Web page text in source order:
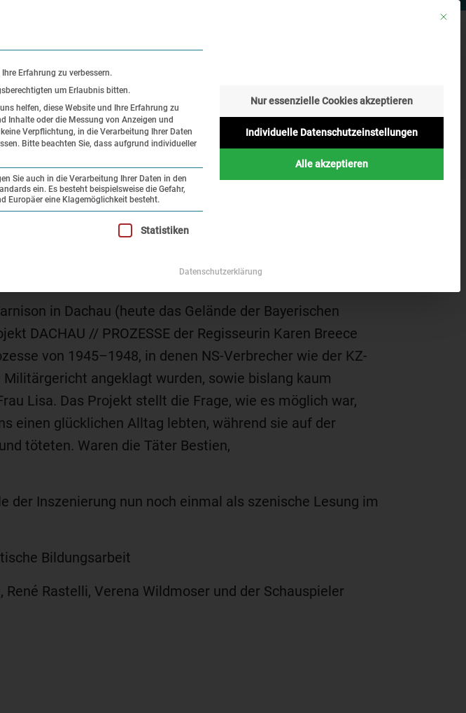
Forschung und
Sammlung
Geschichte
Online
Aktuelles
in Dachau (heute das Gelände der Bayerischen
DACHAU // PROZESSE der Regisseurin Karen Breece
von 1945–1948, in denen NS-Verbrecher wie der KZ-
angeklagt wurden, sowie bislang kaum
Lisa. Das Projekt stellt die Frage, wie es möglich war,
einen glücklichen Alltag lebten, während sie auf der
töteten. Waren die Täter Bestien,
Inszenierung nun noch einmal als szenische Lesung im
Bildungsarbeit
Rastelli, Verena Wildmoser und der Schauspieler
Mit
Erfahrung zu verbessern.
um Erlaubnis bitten.
helfen, diese Website und Ihre Erfahrung zu
Inhalte oder die Messung von Anzeigen und
keine Verpflichtung, in die Verarbeitung Ihrer Daten
Bitte beachten Sie, dass aufgrund individueller
Sie auch in die Verarbeitung Ihrer Daten in den
ein. Es besteht beispielsweise die Gefahr,
Europäer eine Klagemöglichkeit besteht.
Service-Gruppe ist essenziell und kann nicht abgewählt werden.
Statistiken
Nur essenzielle Cookies akzeptieren
Individuelle Datenschutzeinstellungen
Alle akzeptieren
Datenschutzerklärung